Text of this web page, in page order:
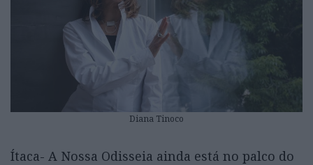
Diana Tinoco
Ítaca- A Nossa Odisseia ainda está no palco do